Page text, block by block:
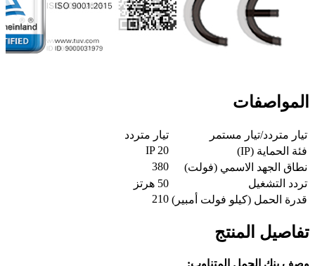
المواصفات
تيار متردد/تيار مستمر
تيار متردد
فئة الحماية (IP)
IP 20
نطاق الجهد الاسمي (فولت)
380
تردد التشغيل
50 هرتز
قدرة الحمل (كيلو فولت أمبير) 210
تفاصيل المنتج